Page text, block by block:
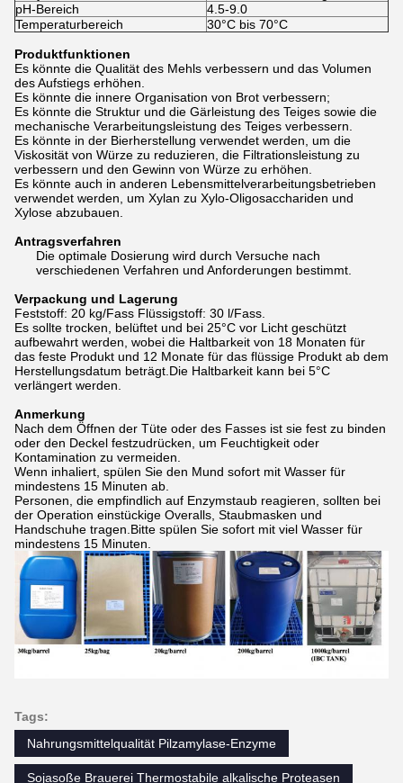
pH-Bereich
4.5-9.0
Temperaturbereich
30°C bis 70°C
Produktfunktionen
Es könnte die Qualität des Mehls verbessern und das Volumen
des Aufstiegs erhöhen.
Es könnte die innere Organisation von Brot verbessern;
Es könnte die Struktur und die Gärleistung des Teiges sowie die
mechanische Verarbeitungsleistung des Teiges verbessern.
Es könnte in der Bierherstellung verwendet werden, um die
Viskosität von Würze zu reduzieren, die Filtrationsleistung zu
verbessern und den Gewinn von Würze zu erhöhen.
Es könnte auch in anderen Lebensmittelverarbeitungsbetrieben
verwendet werden, um Xylan zu Xylo-Oligosacchariden und
Xylose abzubauen.
Antragsverfahren
Die optimale Dosierung wird durch Versuche nach
verschiedenen Verfahren und Anforderungen bestimmt.
Verpackung und Lagerung
Feststoff: 20 kg/Fass Flüssigstoff: 30 l/Fass.
Es sollte trocken, belüftet und bei 25°C vor Licht geschützt
aufbewahrt werden, wobei die Haltbarkeit von 18 Monaten für
das feste Produkt und 12 Monate für das flüssige Produkt ab dem
Herstellungsdatum beträgt.Die Haltbarkeit kann bei 5°C
verlängert werden.
Anmerkung
Nach dem Öffnen der Tüte oder des Fasses ist sie fest zu binden
oder den Deckel festzudrücken, um Feuchtigkeit oder
Kontamination zu vermeiden.
Wenn inhaliert, spülen Sie den Mund sofort mit Wasser für
mindestens 15 Minuten ab.
Personen, die empfindlich auf Enzymstaub reagieren, sollten bei
der Operation einstückige Overalls, Staubmasken und
Handschuhe tragen.Bitte spülen Sie sofort mit viel Wasser für
mindestens 15 Minuten.
Tags:
Nahrungsmittelqualität Pilzamylase-Enzyme
Sojasoße Brauerei Thermostabile alkalische Proteasen